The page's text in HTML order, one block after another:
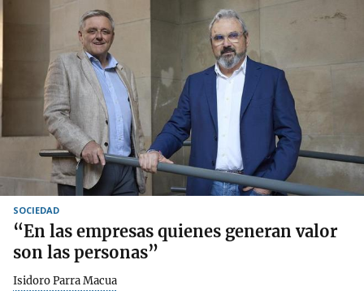
SOCIEDAD
“En las empresas quienes generan valor
son las personas”
Isidoro Parra Macua